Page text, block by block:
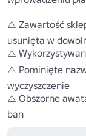
⚠️ Zawartość
usunięta w
⚠️
⚠️ Pominięte
wyczyszczenie
⚠️ Obszorne
ban